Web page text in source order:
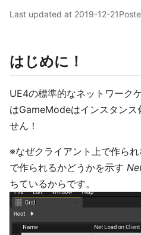
Last updated at 2019-12-21
はじめに！
UE4の標準的なネットワーク
はGameModeはインスタンス
せん！
※なぜクライアント上で作ら
で作られるかどうかを示す
ちているからです。